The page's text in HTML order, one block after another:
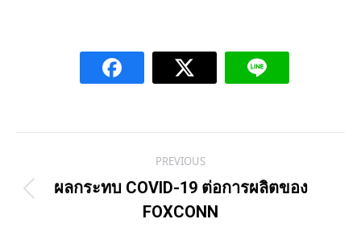
navigation
PREVIOUS
Previous
ผลกระทบ COVID-19 ต่อการผลิตของ
FOXCONN